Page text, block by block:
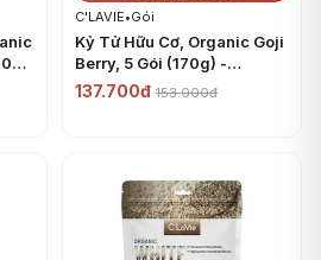
C'LAVIE•Gói
Kỷ Tử Hữu Cơ, Organic Goji
Berry, 5 Gói (170g) -
C'LAVIE
137.700đ 153.000đ